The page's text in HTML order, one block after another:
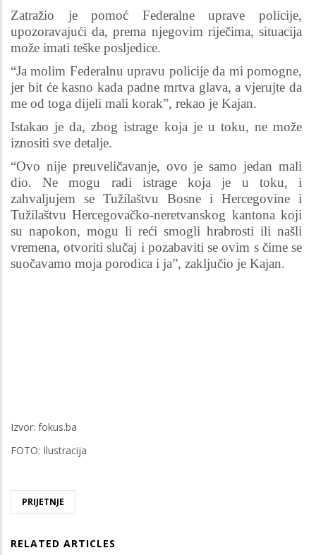
Zatražio je pomoć Federalne uprave policije,
upozoravajući da, prema njegovim riječima, situacija
može imati teške posljedice.
“Ja molim Federalnu upravu policije da mi pomogne,
jer bit će kasno kada padne mrtva glava, a vjerujte da
me od toga dijeli mali korak”, rekao je Kajan.
Istakao je da, zbog istrage koja je u toku, ne može
iznositi sve detalje.
“Ovo nije preuveličavanje, ovo je samo jedan mali
dio. Ne mogu radi istrage koja je u toku, i
zahvaljujem se Tužilaštvu Bosne i Hercegovine i
Tužilaštvu Hercegovačko-neretvanskog kantona koji
su napokon, mogu li reći smogli hrabrosti ili našli
vremena, otvoriti slučaj i pozabaviti se ovim s čime se
suočavamo moja porodica i ja”, zaključio je Kajan.
Izvor: fokus.ba
FOTO: Ilustracija
PRIJETNJE
RELATED ARTICLES